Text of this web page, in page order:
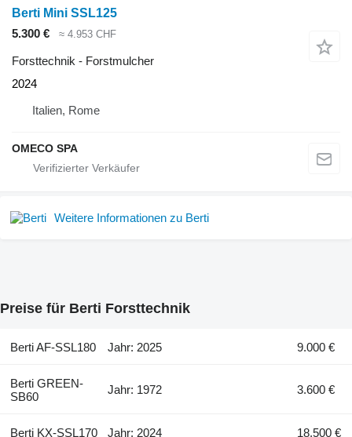
Berti Mini SSL125
5.300 €
≈ 4.953 CHF
Forsttechnik - Forstmulcher
2024
Italien, Rome
OMECO SPA
Weitere Informationen zu Berti
Preise für Berti Forsttechnik
Berti AF-SSL180 Jahr: 2025 9.000 €
Berti GREEN-
SB60
Jahr: 1972 3.600 €
Berti KX-SSL170 Jahr: 2024 18.500 €